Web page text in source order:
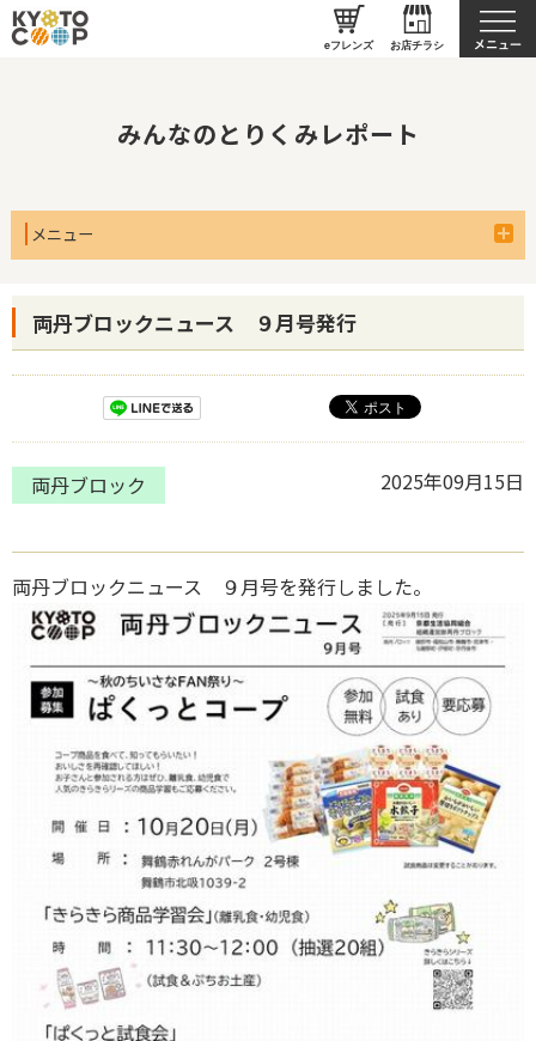
eフレンズ お店チラシ
私たちのとりくみ
みんなのとりくみレポート
メニュー
両丹ブロックニュース ９月号発行
両丹ブロック 2025年09月15日
両丹ブロックニュース ９月号を発行しました。